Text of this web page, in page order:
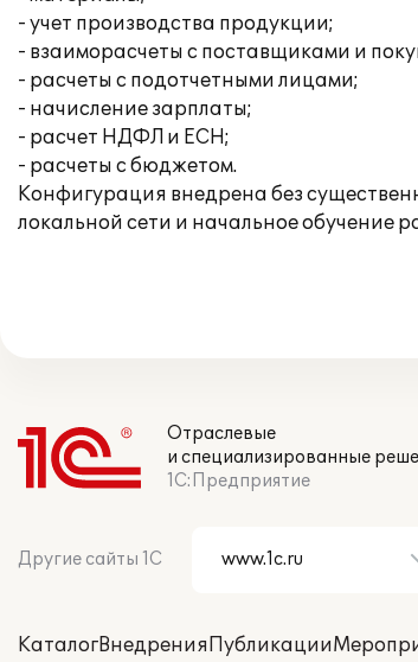
- учет производства продукции;
- взаиморасчеты с поставщиками и
- расчеты с подотчетными лицами;
- начисление зарплаты;
- расчет НДФЛ и ЕСН;
- расчеты с бюджетом.
Конфигурация внедрена без
локальной сети и начальное обучение
Отраслевые
и специализированные
1С:Предприятие
Другие сайты 1С
КаталогВнедренияПубликации